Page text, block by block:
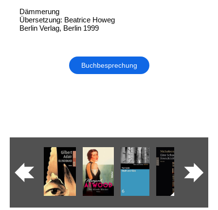
Dämmerung
Übersetzung: Beatrice Howeg
Berlin Verlag, Berlin 1999
Buchbesprechung